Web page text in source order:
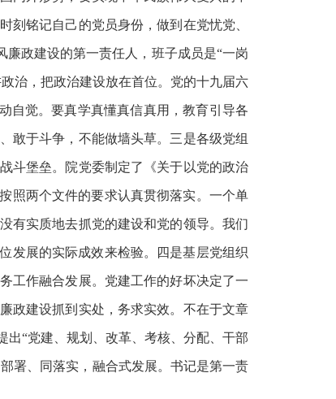
刻铭记自己的党员身份，做到在党忧党、
政建设的第一责任人，班子成员是“一岗
治，把政治建设放在首位。党的十九届六
自觉。要真学真懂真信真用，教育引导各
敢于斗争，不能做墙头草。三是各级党组
斗堡垒。院党委制定了《关于以党的政治
照两个文件的要求认真贯彻落实。一个单
有实质地去抓党的建设和党的领导。我们
发展的实际成效来检验。四是基层党组织
工作融合发展。党建工作的好坏决定了一
政建设抓到实处，务求实效。不在于文章
“党建、规划、改革、考核、分配、干部
署、同落实，融合式发展。书记是第一责